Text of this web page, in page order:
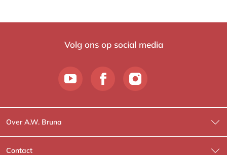
Volg ons op social media
Over A.W. Bruna
Wat wij doen
Contact